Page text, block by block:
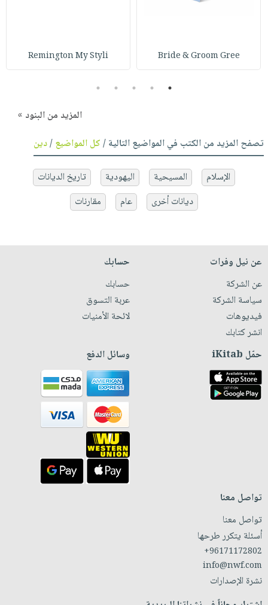
Bride & Groom Gree
Remington My Styli
1
2
3
4
5
المزيد من البنود »
تصفح المزيد من الكتب في المواضيع التالية /كل المواضيع/دين
الإسلام المسيحية اليهودية
تاريخ الديانات
ديانات أخرى
عام مقارنات
عن نيل وفرات
عن الشركة
سياسة الشركة
فيديوهات
انشر كتابك
حسابك
حسابك
عربة التسوق
لائحة الأمنيات
حمّل iKitab وسائل الدفع
تواصل معنا
تواصل معنا
أسئلة يتكرر طرحها
+96171172802
info@nwf.com
نشرة الإصدارات